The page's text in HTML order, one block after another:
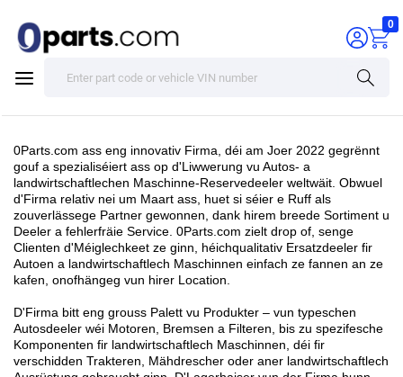
0
0Parts.com ass eng innovativ Firma, déi am Joer 2022 gegrënnt
gouf a spezialiséiert ass op d'Liwwerung vu Autos- a
landwirtschaftlechen Maschinne-Reservedeeler weltwäit. Obwuel
d'Firma relativ nei um Maart ass, huet si séier e Ruff als
zouverlässege Partner gewonnen, dank hirem breede Sortiment u
Deeler a fehlerfräie Service. 0Parts.com zielt drop of, senge
Clienten d'Méiglechkeet ze ginn, héichqualitativ Ersatzdeeler fir
Autoen a landwirtschaftlech Maschinnen einfach ze fannen an ze
kafen, onofhängeg vun hirer Location.
D'Firma bitt eng grouss Palett vu Produkter – vun typeschen
Autosdeeler wéi Motoren, Bremsen a Filteren, bis zu spezifesche
Komponenten fir landwirtschaftlech Maschinnen, déi fir
verschidden Trakteren, Mähdrescher oder aner landwirtschaftlech